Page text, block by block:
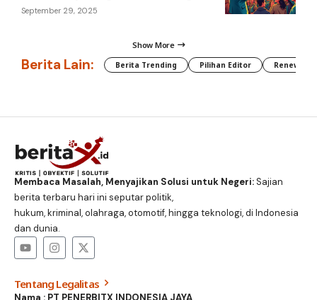
September 29, 2025
Show More
Berita Lain: Berita Trending Pilihan Editor
Membaca Masalah, Menyajikan Solusi untuk Negeri:Sajian
berita terbaru hari ini seputar politik,
hukum, kriminal, olahraga, otomotif, hingga teknologi, di Indonesia
dan dunia.
Tentang Legalitas